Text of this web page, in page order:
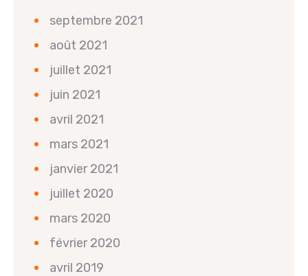
septembre 2021
août 2021
juillet 2021
juin 2021
avril 2021
mars 2021
janvier 2021
juillet 2020
mars 2020
février 2020
avril 2019